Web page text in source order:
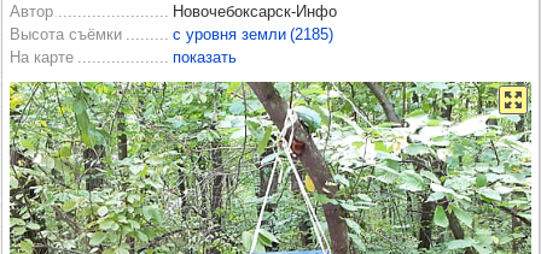
Автор
Новочебоксарск-Инфо
Высота съёмки
с уровня земли (2185)
На карте
показать